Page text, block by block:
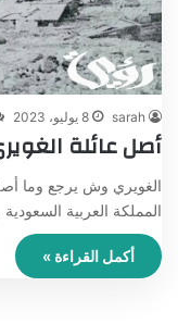
sarah 8 يوليو، 2023
أصل عائلة
الغويري وش يرجع وما
المملكة العربية السعودية
أكمل القراءة »